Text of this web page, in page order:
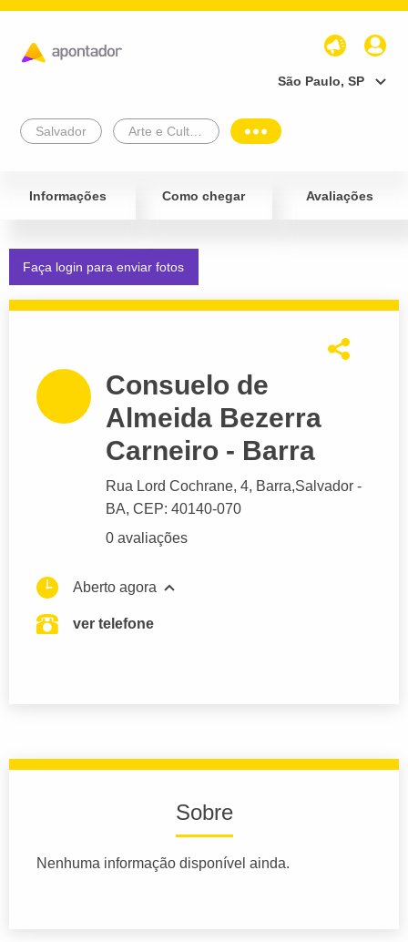
São Paulo, SP
Salvador
Informações Como chegar Avaliações
Faça login para enviar fotos
Consuelo de
Almeida Bezerra
Carneiro - Barra
Rua Lord Cochrane, 4, Barra,Salvador -
BA, CEP: 40140-070
0 avaliações
Aberto agora
ver telefone
Sobre
Nenhuma informação disponível ainda.